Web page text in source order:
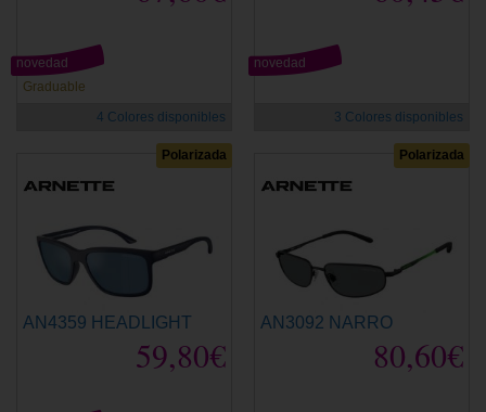
Graduable
novedad
4 Colores disponibles
novedad
3 Colores disponibles
Polarizada
AN4359 HEADLIGHT
59,80€
Polarizada
AN3092 NARRO
80,60€